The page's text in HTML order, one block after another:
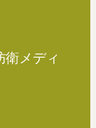
メディ